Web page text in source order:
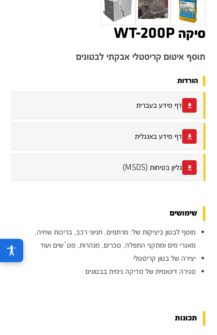
סיקה WT-200P
תוסף איטום קריסטלי אבקתי לבטונים
הורדות
דף מידע בעברית
דף מידע באנגלית
גליון בטיחות (MSDS)
שימושים
מוסף לבטון ביציקות של: מרתפים, חניוני רכב, בריכות שחיה,
מאגרי מים ומתקני התפלה, סכרים, מנהרות, מט”שים ועוד
יצירה של בטון קריסטלי
סגירה דינאמית של סדיקה נימית בבטונים
תכונות